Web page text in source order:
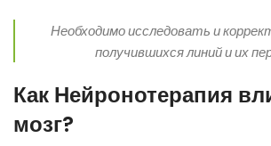
Необходимо исследовать и
получившихся линий и их
Как Нейронотерапия
мозг?